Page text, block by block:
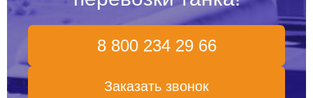
8 800 234 29 66
Заказать звонок